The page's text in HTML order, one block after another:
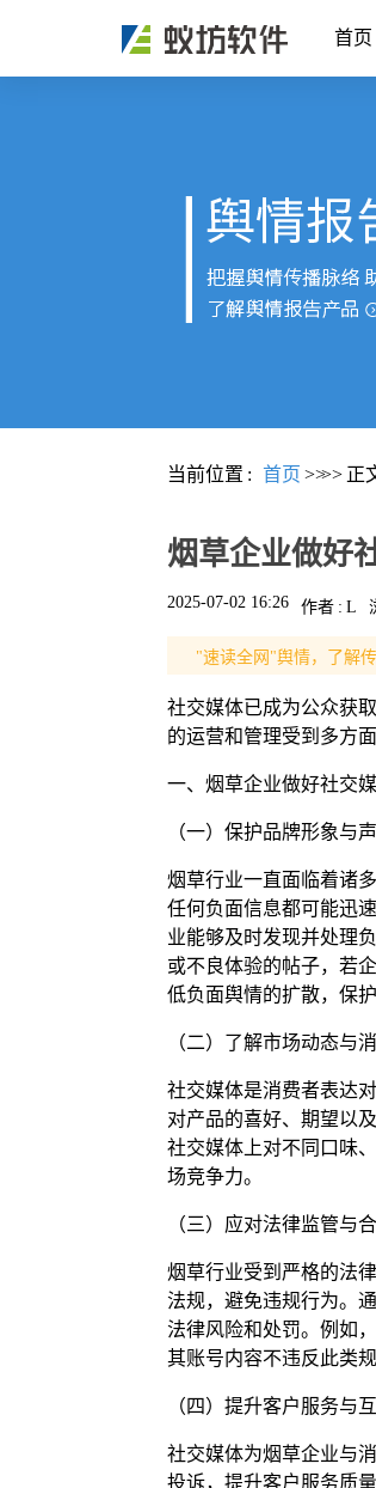
首页
当前位置 : 首页 >>>> 正
烟草企业做好
2025-07-02 16:26 作者 : L
"速读全网"舆情，了解
社交媒体已成为公众获
的运营和管理受到多方
一、烟草企业做好社交
（一）保护品牌形象与
烟草行业一直面临着诸
任何负面信息都可能迅
业能够及时发现并处理
或不良体验的帖子，若
低负面舆情的扩散，保护
（二）了解市场动态与
社交媒体是消费者表达
对产品的喜好、期望以
社交媒体上对不同口味
场竞争力。
（三）应对法律监管与
烟草行业受到严格的法
法规，避免违规行为。
法律风险和处罚。例如
其账号内容不违反此类规
（四）提升客户服务与
社交媒体为烟草企业与
投诉，提升客户服务质